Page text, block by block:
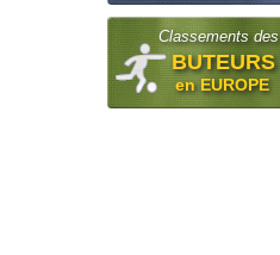
Classements des
BUTEURS
en EUROPE